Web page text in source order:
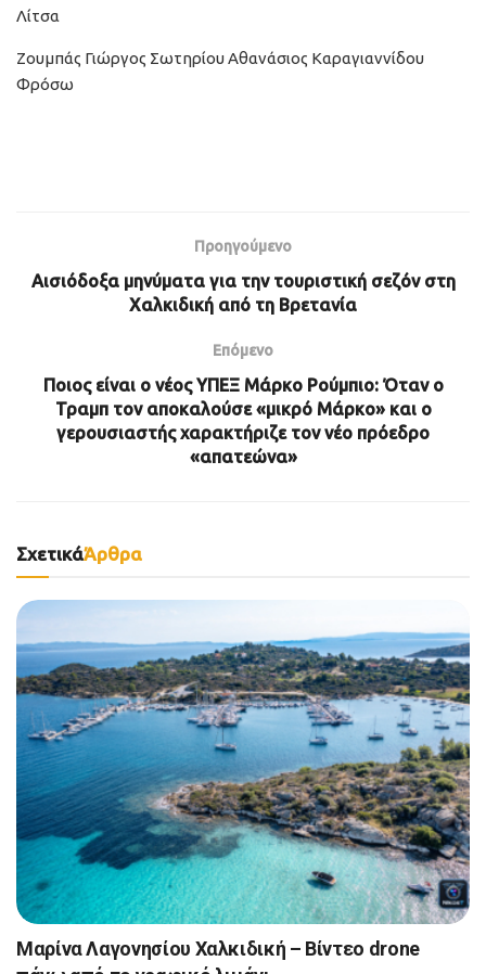
Λίτσα
Ζουμπάς Γιώργος Σωτηρίου Αθανάσιος Καραγιαννίδου
Φρόσω
Προηγούμενο
Αισιόδοξα μηνύματα για την τουριστική σεζόν στη
Χαλκιδική από τη Βρετανία
Επόμενο
Ποιος είναι ο νέος ΥΠΕΞ Μάρκο Ρούμπιο: Όταν ο
Τραμπ τον αποκαλούσε «μικρό Μάρκο» και ο
γερουσιαστής χαρακτήριζε τον νέο πρόεδρο
«απατεώνα»
ΣχετικάΆρθρα
Μαρίνα Λαγονησίου Χαλκιδική – Βίντεο drone